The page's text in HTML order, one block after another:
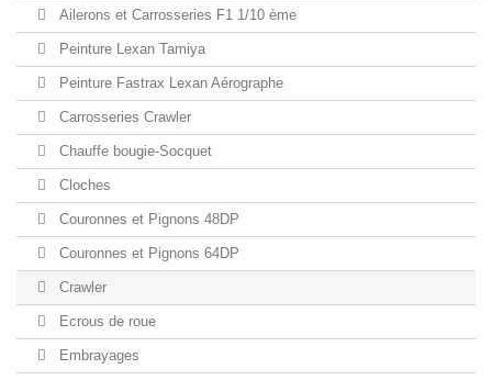
Ailerons et Carrosseries F1 1/10 ème
Peinture Lexan Tamiya
Peinture Fastrax Lexan Aérographe
Carrosseries Crawler
Chauffe bougie-Socquet
Cloches
Couronnes et Pignons 48DP
Couronnes et Pignons 64DP
Crawler
Ecrous de roue
Embrayages